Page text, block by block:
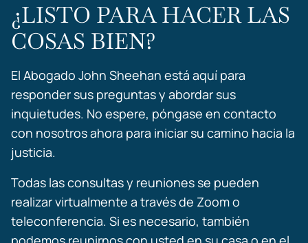
¿LISTO PARA HACER LAS
COSAS BIEN?
El Abogado John Sheehan está aquí para
responder sus preguntas y abordar sus
inquietudes. No espere, póngase en contacto
con nosotros ahora para iniciar su camino hacia la
justicia.
Todas las consultas y reuniones se pueden
realizar virtualmente a través de Zoom o
teleconferencia. Si es necesario, también